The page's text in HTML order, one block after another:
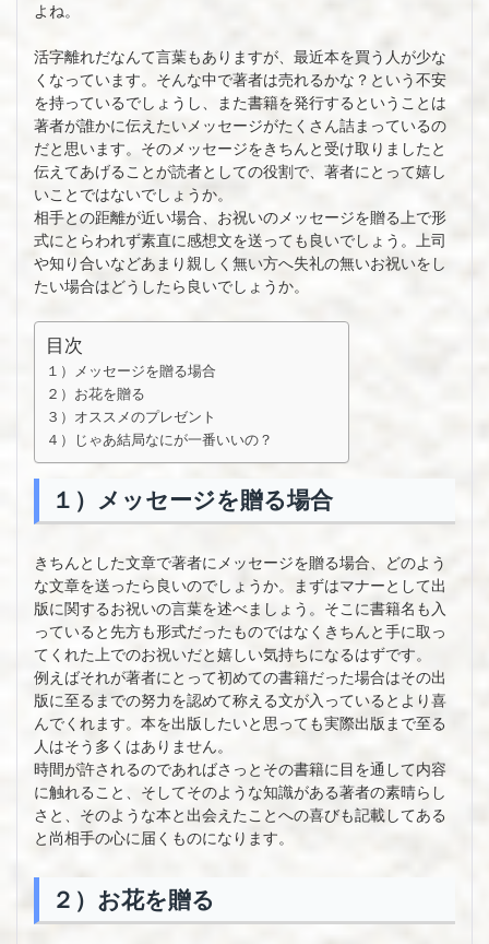
よね。
活字離れだなんて言葉もありますが、最近本を買う人が少な
くなっています。そんな中で著者は売れるかな？という不安
を持っているでしょうし、また書籍を発行するということは
著者が誰かに伝えたいメッセージがたくさん詰まっているの
だと思います。そのメッセージをきちんと受け取りましたと
伝えてあげることが読者としての役割で、著者にとって嬉し
いことではないでしょうか。
相手との距離が近い場合、お祝いのメッセージを贈る上で形
式にとらわれず素直に感想文を送っても良いでしょう。上司
や知り合いなどあまり親しく無い方へ失礼の無いお祝いをし
たい場合はどうしたら良いでしょうか。
目次
１）メッセージを贈る場合
２）お花を贈る
３）オススメのプレゼント
４）じゃあ結局なにが一番いいの？
１）メッセージを贈る場合
きちんとした文章で著者にメッセージを贈る場合、どのよう
な文章を送ったら良いのでしょうか。まずはマナーとして出
版に関するお祝いの言葉を述べましょう。そこに書籍名も入
っていると先方も形式だったものではなくきちんと手に取っ
てくれた上でのお祝いだと嬉しい気持ちになるはずです。
例えばそれが著者にとって初めての書籍だった場合はその出
版に至るまでの努力を認めて称える文が入っているとより喜
んでくれます。本を出版したいと思っても実際出版まで至る
人はそう多くはありません。
時間が許されるのであればさっとその書籍に目を通して内容
に触れること、そしてそのような知識がある著者の素晴らし
さと、そのような本と出会えたことへの喜びも記載してある
と尚相手の心に届くものになります。
２）お花を贈る